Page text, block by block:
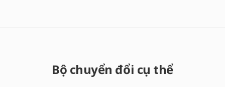
Bộ chuyển đổi cụ thể